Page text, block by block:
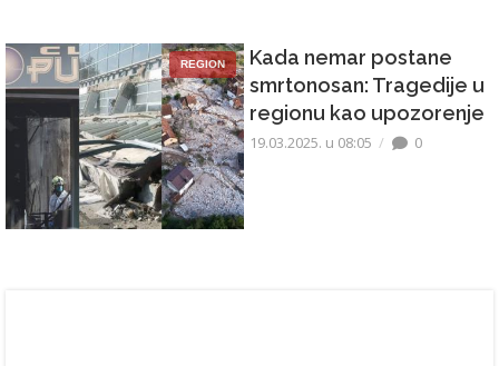
REGION
Kada nemar postane
smrtonosan: Tragedije u
regionu kao upozorenje
19.03.2025. u 08:05 0